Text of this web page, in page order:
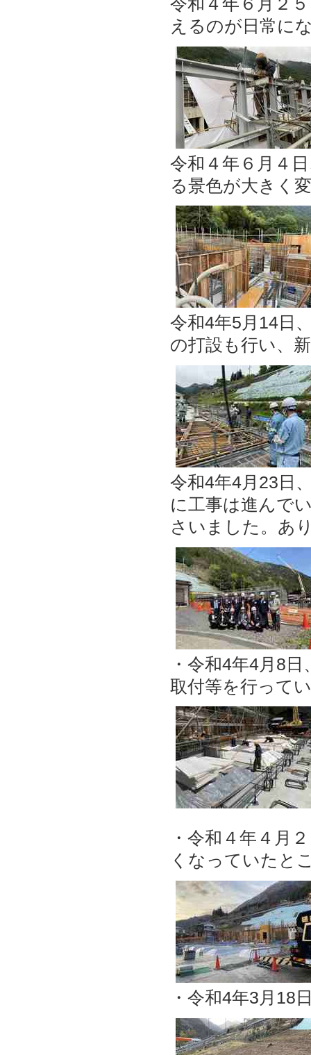
えるのが日常に
令和４年６月４
る景色が大きく
令和4年5月14日
の打設も行い、
令和4年4月23日
に工事は進んで
さいました。あ
・令和4年4月8
取付等を行って
・令和４年４月
くなっていたと
・令和4年3月18